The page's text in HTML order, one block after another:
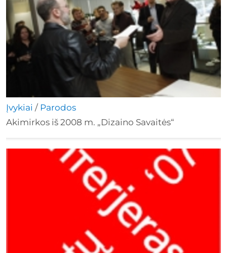
Įvykiai / Parodos
Akimirkos iš 2008 m. „Dizaino Savaitės“